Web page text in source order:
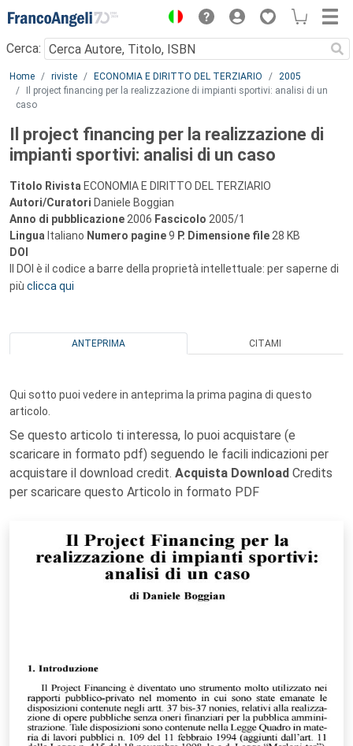
Menu
Cerca:
Main content
Home riviste ECONOMIA E DIRITTO DEL TERZIARIO
2005
Il project financing per la realizzazione di impianti sportivi: analisi di un
caso
Il project financing per la realizzazione di
impianti sportivi: analisi di un caso
Titolo Rivista ECONOMIA E DIRITTO DEL TERZIARIO
Autori/Curatori Daniele Boggian
Anno di pubblicazione 2006 Fascicolo 2005/1
Lingua Italiano Numero pagine9 P. Dimensione file 28 KB
DOI
Il DOI è il codice a barre della proprietà intellettuale: per saperne di
più clicca qui
ANTEPRIMA CITAMI
Qui sotto puoi vedere in anteprima la prima pagina di questo
articolo.
Se questo articolo ti interessa, lo puoi acquistare (e
scaricare in formato pdf) seguendo le facili indicazioni per
acquistare il download credit. Acquista Download Credits
per scaricare questo Articolo in formato PDF